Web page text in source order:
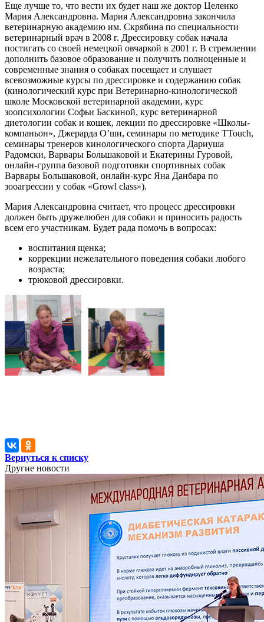
Еще лучше то, что вести их будет наш же доктор Целенко
Мария Александровна. Мария Александровна закончила
ветеринарную академию им. Скрябина по специальности
ветеринарный врач в 2008 г. Дрессировку собак начала
постигать со своей немецкой овчаркой в 2001 г. В стремлении
дополнить базовое образование и получить полноценные и
современные знания о собаках посещает и слушает
всевозможные курсы по дрессировке и содержанию собак
(кинологический курс при Ветеринарно-кинологической
школе Московской ветеринарной академии, курс
зоопсихологии Софьи Баскиной, курс ветеринарной
диетологии собак и кошек, лекции по дрессировке «Школы-
компаньон», Джерарда О’ши, семинары по методике TTouch,
семинары тренеров кинологического спорта Дариуша
Радомски, Варвары Большаковой и Екатерины Гуровой,
онлайн-группа базовой подготовки спортивных собак
Варвары Большаковой, онлайн-курс Яна Данбара по
зооагрессии у собак «Growl class»).
Мария Александровна считает, что процесс дрессировки
должен быть дружелюбен для собаки и приносить радость
всем его участникам. Будет рада помочь в вопросах:
воспитания щенка;
коррекции нежелательного поведения собаки любого
возраста;
трюковой дрессировки.
Вернуться к списку
Другие новости